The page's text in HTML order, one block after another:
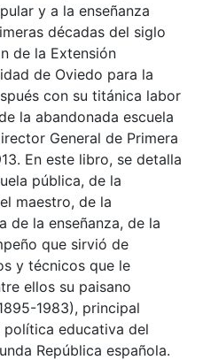
y a la enseñanza
décadas del siglo
de la Extensión
de Oviedo para la
con su titánica labor
la abandonada escuela
General de Primera
En este libro, se detalla
pública, de la
maestro, de la
de la enseñanza, de la
que sirvió de
y técnicos que le
ellos su paisano
1983), principal
política educativa del
República española.